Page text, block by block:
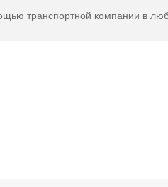
транспортной компании в